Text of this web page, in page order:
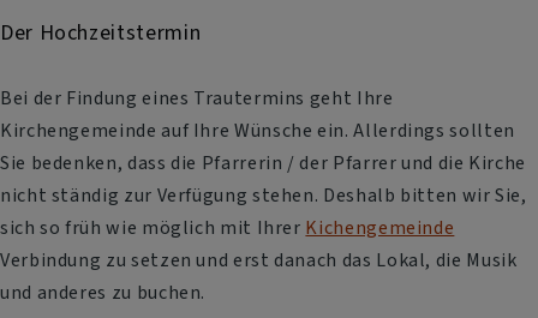
Der Hochzeitstermin
Bei der Findung eines Trautermins geht Ihre
Kirchengemeinde auf Ihre Wünsche ein. Allerdings sollten
Sie bedenken, dass die Pfarrerin / der Pfarrer und die Kirche
nicht ständig zur Verfügung stehen. Deshalb bitten wir Sie,
sich so früh wie möglich mit Ihrer Kichengemeinde
Verbindung zu setzen und erst danach das Lokal, die Musik
und anderes zu buchen.